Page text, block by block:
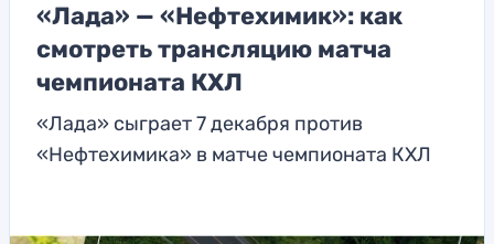
«Лада» — «Нефтехимик»: как
смотреть трансляцию матча
чемпионата КХЛ
«Лада» сыграет 7 декабря против
«Нефтехимика» в матче чемпионата КХЛ